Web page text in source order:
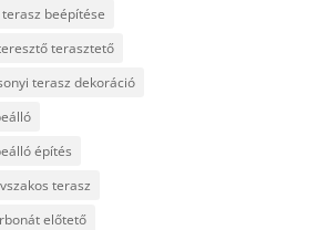
beépítése
terasztető
terasz dekoráció
építés
terasz
előtető